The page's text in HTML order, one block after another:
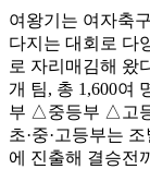
여왕기는 여자축
다지는 대회로 다
로 자리매김해 왔
개 팀, 총 1,600여
부 △중등부 △고
초·중·고등부는
에 진출해 결승전